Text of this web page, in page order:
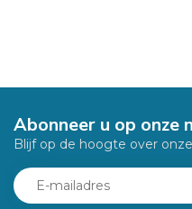
Abonneer u op onze
Blijf op de hoogte over